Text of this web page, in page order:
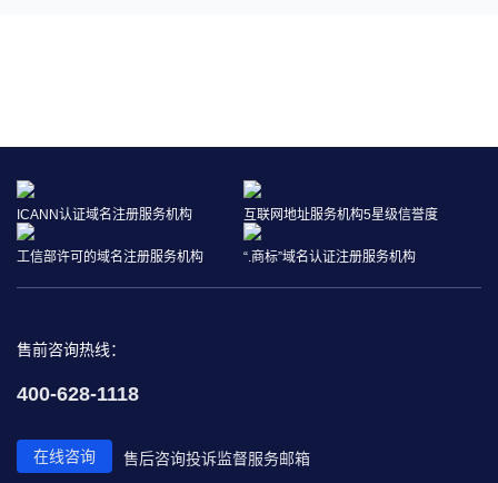
ICANN认证域名注册服务机构 互联网地址服务机构5星级信誉度
工信部许可的域名注册服务机构 “.商标”域名认证注册服务机构
售前咨询热线：
400-628-1118
在线咨询 售后咨询投诉监督服务邮箱